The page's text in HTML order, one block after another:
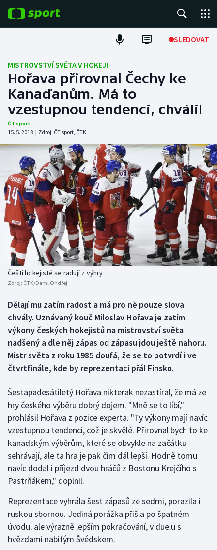
SLEDOVAT
Fotbal
Hokej
Tenis
Atletika
Cyklistika
DALŠÍ SPORTY
Americký fotbal
Baseball a softbal
Basketbal
Biatlon
Box
Curling
Dostihy
Florbal
Futsal
Golf
Gymnastika
Házená
Jezdectví
Judo
NEPŘEHLÉDNĚTE
Soutěže
Historické návraty
Aplikace ČT sport
MISTROVSTVÍ SVĚTA V HOKEJI
Hořava přirovnal Čechy ke
Kanaďanům. Má to
vzestupnou tendenci, chválil
ČT sport
15. 5. 2018 | Zdroj: ČT sport, ČTK
Čeští hokejisté se radují z výhry
Zdroj: ČTK/Deml Ondřej
Dělají mu zatím radost a má pro ně pouze slova
chvály. Uznávaný kouč Miloslav Hořava je zatím
výkony českých hokejistů na mistrovství světa
nadšený a dle něj zápas od zápasu jdou ještě nahoru.
Mistr světa z roku 1985 doufá, že se to potvrdí i ve
čtvrtfinále, kde by reprezentaci přál Finsko.
Šestapadesátiletý Hořava nikterak nezastíral, že má ze
hry českého výběru dobrý dojem. "Mně se to líbí,"
prohlásil Hořava z pozice experta. "Ty výkony mají navíc
vzestupnou tendenci, což je skvělé. Přirovnal bych to ke
kanadským výběrům, které se obvykle na začátku
sehrávají, ale ta hra je pak čím dál lepší. Hodně tomu
navíc dodal i příjezd dvou hráčů z Bostonu Krejčího s
Pastrňákem," doplnil.
Reprezentace vyhrála šest zápasů ze sedmi, porazila i
ruskou sbornou. Jediná porážka přišla po špatném
úvodu, ale výrazně lepším pokračování, v duelu s
hvězdami nabitým Švédskem.